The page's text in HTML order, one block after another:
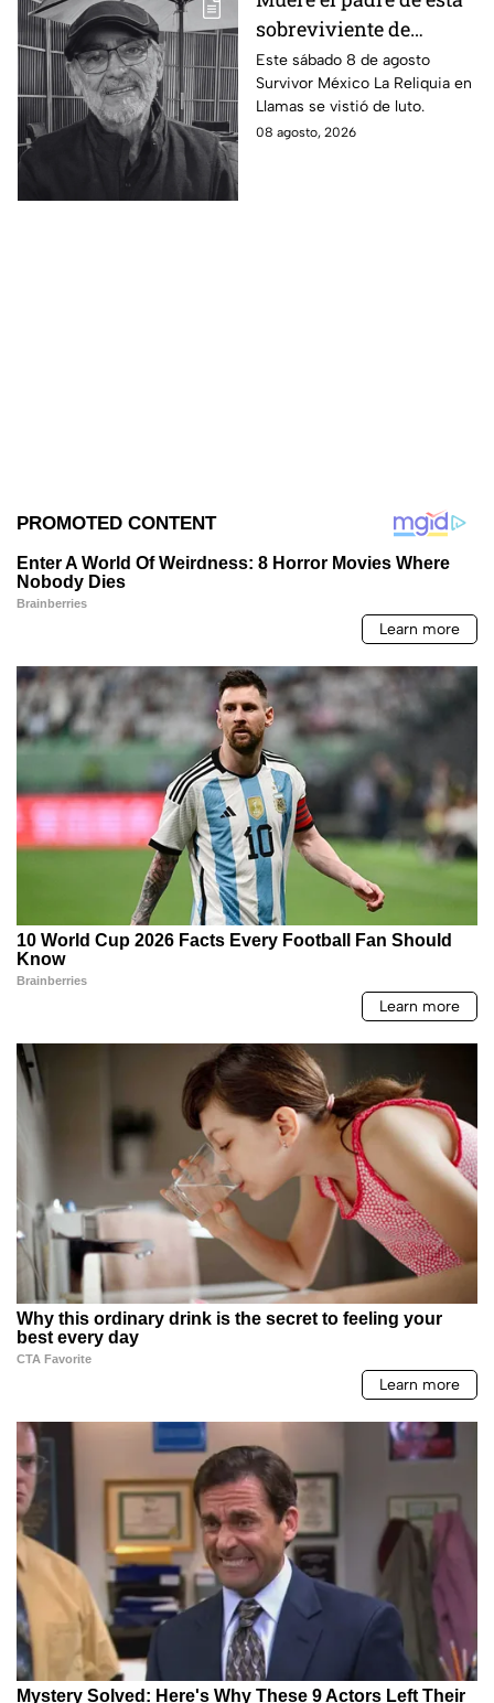
sobreviviente de
Survivor México La
Reliquia en Llamas
Este sábado 8 de agosto
Survivor México La Reliquia en
Llamas se vistió de luto.
08 agosto, 2026